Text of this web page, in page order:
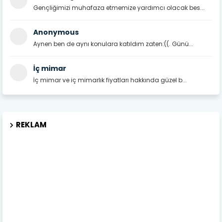
Gençliğimizi muhafaza etmemize yardımcı olacak bes...
Anonymous
Aynen ben de aynı konulara katıldım zaten:((. Günü...
İç mimar
İç mimar ve iç mimarlık fiyatları hakkında güzel b...
REKLAM